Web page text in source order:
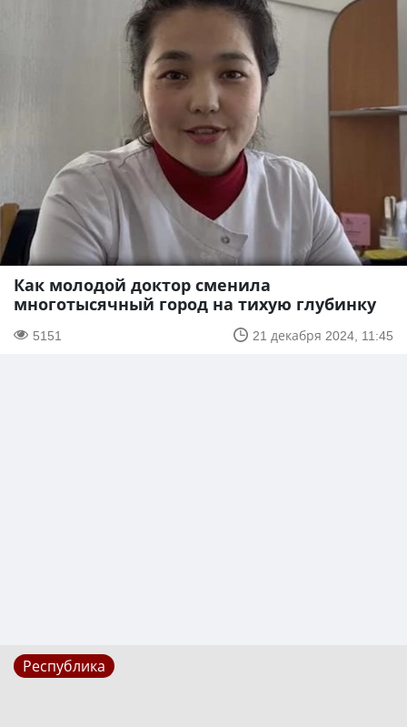
Как молодой доктор сменила
многотысячный город на тихую глубинку
5151 21 декабря 2024, 11:45
Республика